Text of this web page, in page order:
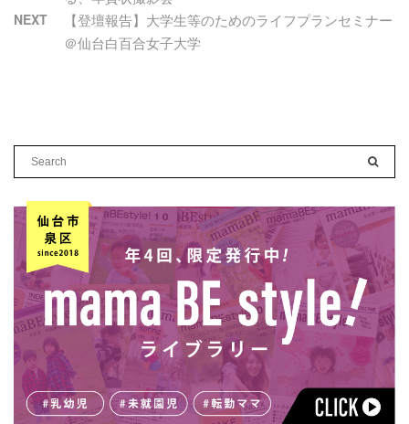
NEXT
【登壇報告】大学生等のためのライフプランセミナー
＠仙台白百合女子大学